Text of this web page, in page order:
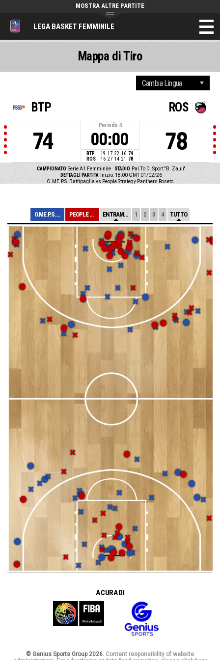
LEGA BASKET FEMMINILE
MOSTRA ALTRE PARTITE
BTP
74
Periodo 4
00:00
BTP 19 17 22 16 74
ROS
16 27 14 21 78
ROS
78
CAMPIONATO Serie A1 Femminile STADIO Pal.To D. Sport ''B. Zauli''
DETTAGLI PARTITA
Inizio: 18:00 GMT 01/02/26
O.ME.P.S. Battipaglia vs People Strategy Panthers Roseto
Mappa di Tiro
O.ME.P.S. BATTI... PEOPLE STRATEGY... ENTRAMBE 1 2 3 4 TUTTO
A CURA DI
© Genius Sports Group 2026. Content responsibility of website